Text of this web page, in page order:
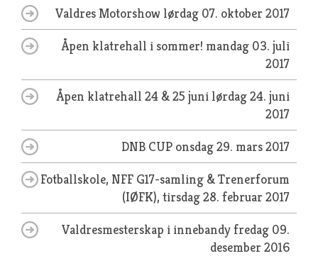
Valdres Motorshow lørdag 07. oktober 2017
Åpen klatrehall i sommer! mandag 03. juli
2017
Åpen klatrehall 24 & 25 juni lørdag 24. juni
2017
DNB CUP onsdag 29. mars 2017
Fotballskole, NFF G17-samling & Trenerforum
(IØFK), tirsdag 28. februar 2017
Valdresmesterskap i innebandyfredag 09.
desember 2016